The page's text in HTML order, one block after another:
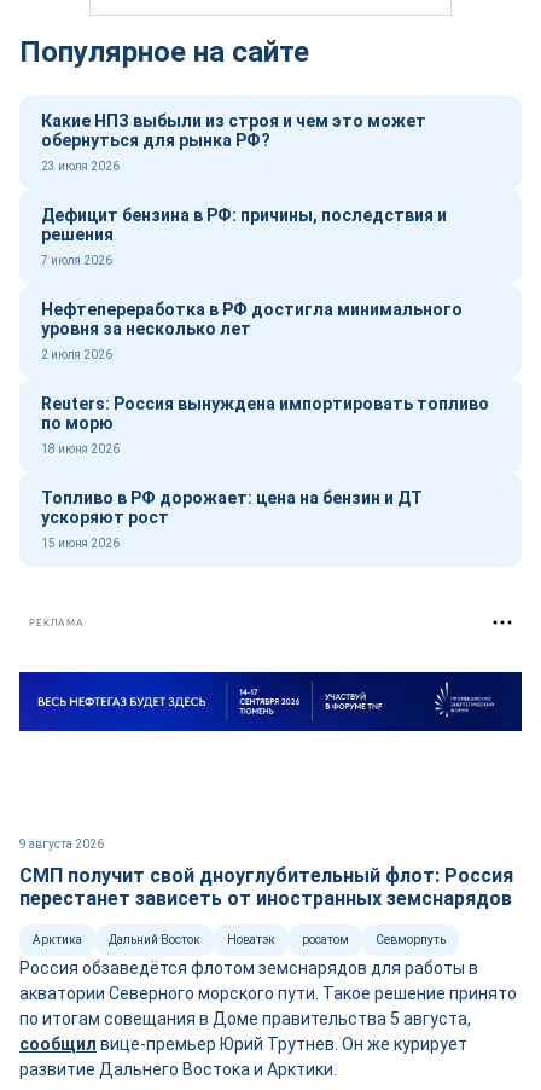
Популярное на сайте
Какие НПЗ выбыли из строя и чем это может
обернуться для рынка РФ?
23 июля 2026
Дефицит бензина в РФ: причины, последствия и
решения
7 июля 2026
Нефтепереработка в РФ достигла минимального
уровня за несколько лет
2 июля 2026
Reuters: Россия вынуждена импортировать топливо
по морю
18 июня 2026
Топливо в РФ дорожает: цена на бензин и ДТ
ускоряют рост
15 июня 2026
РЕКЛАМА
9 августа 2026
СМП получит свой дноуглубительный флот: Россия
перестанет зависеть от иностранных земснарядов
Арктика Дальний Восток Новатэк росатом Севморпуть
Россия обзаведётся флотом земснарядов для работы в
акватории Северного морского пути. Такое решение принято
по итогам совещания в Доме правительства 5 августа,
сообщил вице-премьер Юрий Трутнев. Он же курирует
развитие Дальнего Востока и Арктики.